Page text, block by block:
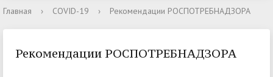
Главная › COVID-19 › Рекомендации РОСПОТРЕБНАДЗОРА
Рекомендации РОСПОТРЕБНАДЗОРА